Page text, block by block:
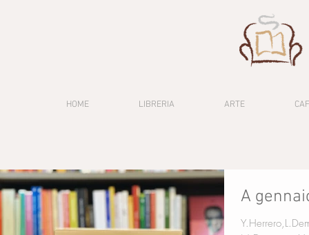
HOME LIBRERIA ARTE
A